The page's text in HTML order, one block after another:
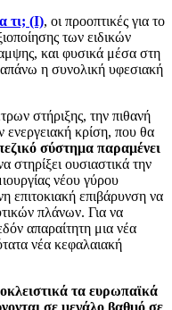
τι; (Ι), οι προοπτικές για το
των ειδικών
και φυσικά μέσα στη
η συνολική υφεσιακή
στήριξης, την πιθανή
κρίση, που θα
σύστημα παραμένει
ουσιαστικά την
νέου γύρου
επιτοκιακή επιβάρυνση να
πλάνων. Για να
απαραίτητη μια νέα
νέα κεφαλαιακή
τα ευρωπαϊκά